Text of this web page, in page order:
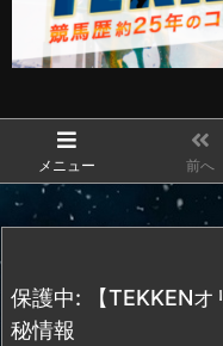
メニュー 前へ
保護中: 【TEKKEN
秘情報